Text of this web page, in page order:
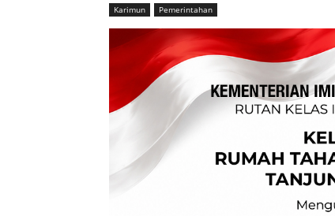
Karimun Pemerintahan